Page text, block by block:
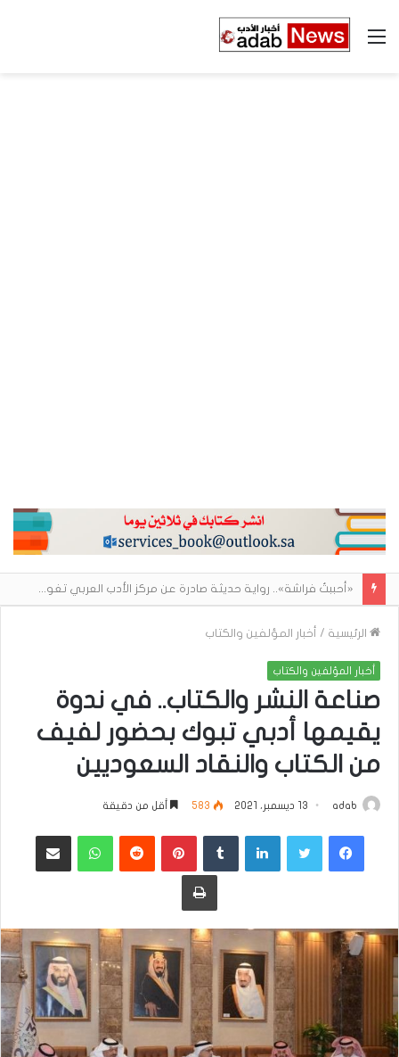
القائمة
«أحببتُ فراشة».. رواية حديثة صادرة عن مركز الأدب العربي تغوص في هشاشة الحب وصراعات الذات
الرئيسية / أخبار المؤلفين والكتاب
أخبار المؤلفين والكتاب
صناعة النشر والكتاب.. في ندوة
يقيمها أدبي تبوك بحضور لفيف
من الكتاب والنقاد السعوديين
adab 13 ديسمبر، 2021 583 أقل من دقيقة
فيسبوكتويتر لينكدإن ‏Tumblr بينتيريست
‏Reddit واتساب مشاركة عبر البريد
طباعة